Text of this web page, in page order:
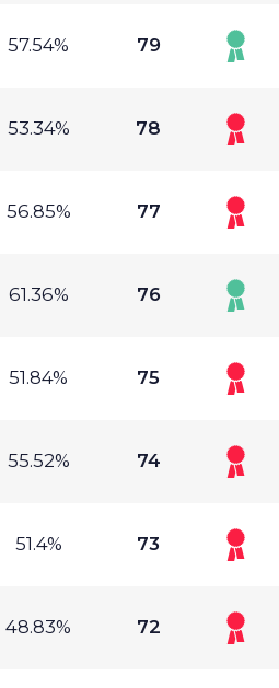
57.54% 79
53.34% 78
56.85% 77
61.36% 76
51.84% 75
55.52% 74
51.4% 73
48.83% 72